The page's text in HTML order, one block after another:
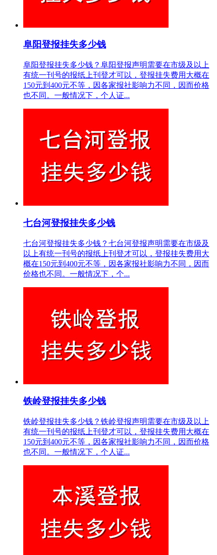
阜阳登报挂失多少钱
阜阳登报挂失多少钱？阜阳登报声明需要在市级及以上
有统一刊号的报纸上刊登才可以，登报挂失费用大概在
150元到400元不等，因各家报社影响力不同，因而价格
也不同。一般情况下，个人证...
七台河登报挂失多少钱
七台河登报挂失多少钱？七台河登报声明需要在市级及
以上有统一刊号的报纸上刊登才可以，登报挂失费用大
概在150元到400元不等，因各家报社影响力不同，因而
价格也不同。一般情况下，个...
铁岭登报挂失多少钱
铁岭登报挂失多少钱？铁岭登报声明需要在市级及以上
有统一刊号的报纸上刊登才可以，登报挂失费用大概在
150元到400元不等，因各家报社影响力不同，因而价格
也不同。一般情况下，个人证...